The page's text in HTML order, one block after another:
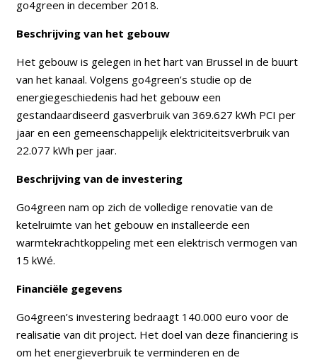
go4green in december 2018.
Beschrijving van het gebouw
Het gebouw is gelegen in het hart van Brussel in de buurt
van het kanaal. Volgens go4green’s studie op de
energiegeschiedenis had het gebouw een
gestandaardiseerd gasverbruik van 369.627 kWh PCI per
jaar en een gemeenschappelijk elektriciteitsverbruik van
22.077 kWh per jaar.
Beschrijving van de investering
Go4green nam op zich de volledige renovatie van de
ketelruimte van het gebouw en installeerde een
warmtekrachtkoppeling met een elektrisch vermogen van
15 kWé.
Financiële gegevens
Go4green’s investering bedraagt 140.000 euro voor de
realisatie van dit project. Het doel van deze financiering is
om het energieverbruik te verminderen en de